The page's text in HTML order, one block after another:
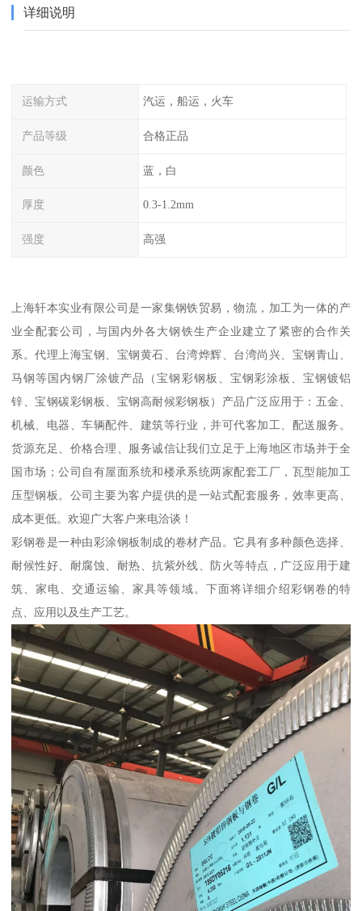
详细说明
运输方式 汽运，船运，火车
产品等级 合格正品
颜色 蓝，白
厚度 0.3-1.2mm
强度 高强
上海轩本实业有限公司是一家集钢铁贸易，物流，加工为一体的产
业全配套公司，与国内外各大钢铁生产企业建立了紧密的合作关
系。代理上海宝钢、宝钢黄石、台湾烨辉、台湾尚兴、宝钢青山、
马钢等国内钢厂涂镀产品（宝钢彩钢板、宝钢彩涂板、宝钢镀铝
锌、宝钢碳彩钢板、宝钢高耐候彩钢板）产品广泛应用于：五金、
机械、电器、车辆配件、建筑等行业，并可代客加工、配送服务。
货源充足、价格合理、服务诚信让我们立足于上海地区市场并于全
国市场；公司自有屋面系统和楼承系统两家配套工厂，瓦型能加工
压型钢板。公司主要为客户提供的是一站式配套服务，效率更高、
成本更低。欢迎广大客户来电洽谈！
彩钢卷是一种由彩涂钢板制成的卷材产品。它具有多种颜色选择、
耐候性好、耐腐蚀、耐热、抗紫外线、防火等特点，广泛应用于建
筑、家电、交通运输、家具等领域。下面将详细介绍彩钢卷的特
点、应用以及生产工艺。